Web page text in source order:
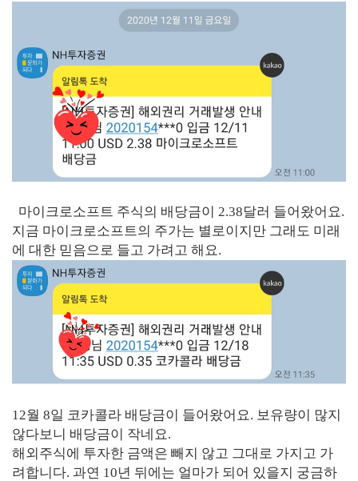
마이크로소프트 주식의 배당금이 2.38달러 들어왔어요.
지금 마이크로소프트의 주가는 별로이지만 그래도 미래
에 대한 믿음으로 들고 가려고 해요.
12월 8일 코카콜라 배당금이 들어왔어요. 보유량이 많지
않다보니 배당금이 작네요.
해외주식에 투자한 금액은 빼지 않고 그대로 가지고 가
려합니다. 과연 10년 뒤에는 얼마가 되어 있을지 궁금하